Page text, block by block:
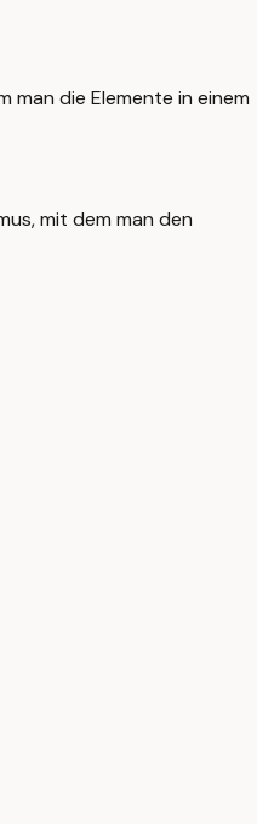
man die Elemente in einem
mit dem man den